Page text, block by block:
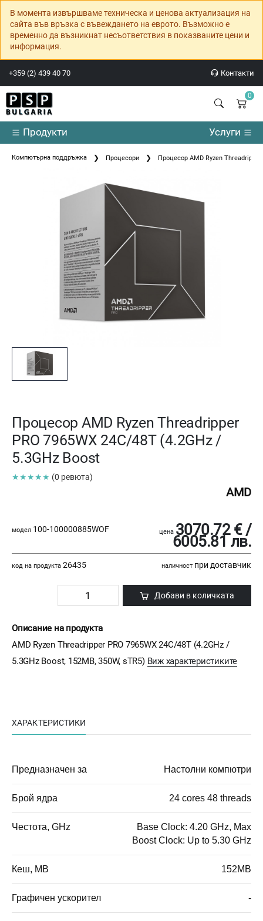
В момента извършваме техническа и ценова актуализация на
сайта във връзка с въвеждането на еврото. Възможно е
временно да възникнат несъответствия в показваните цени и
информация.
+359 (2) 439 40 70 Контакти
0
Продукти Услуги
Компютърна поддръжка Процесори Процесор AMD Ryzen
Процесор AMD Ryzen Threadripper
PRO 7965WX 24C/48T (4.2GHz /
5.3GHz Boost
★★★★★ (0 ревюта)
AMD
модел 100-100000885WOF цена 3070.72 € /
6005.81 лв.
код на продукта 26435 наличност при доставчик
Добави в количката
Описание на продукта
AMD Ryzen Threadripper PRO 7965WX 24C/48T (4.2GHz /
5.3GHz Boost, 152MB, 350W, sTR5) Виж характеристиките
ХАРАКТЕРИСТИКИ
Предназначен за Настолни компютри
Брой ядра 24 cores 48 threads
Честота, GHz
Base Clock: 4.20 GHz, Max
Boost Clock: Up to 5.30 GHz
Кеш, MB 152MB
Графичен ускорител -